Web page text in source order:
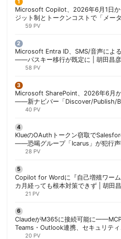
Microsoft Copilot、2026年6月1日
ジット制とトークンコストで「メー
法 | 胡田昌彦
59 PV
Microsoft Entra ID、SMS/音声によ
——パスキー移行が既定に | 胡田昌彦
58 PV
Microsoft SharePoint、2026年6月
——新ナビバー「Discover/Publish/
胡田昌彦
40 PV
KlueのOAuthトークン窃取で
——恐喝グループ「Icarus」が犯行
28 PV
Copilot for Wordに『自己増殖ワー
カ月経っても根本対策できず | 胡田
21 PV
ClaudeがM365に接続可能に
Teams・Outlook連携、セキュリテ
胡田昌彦
20 PV